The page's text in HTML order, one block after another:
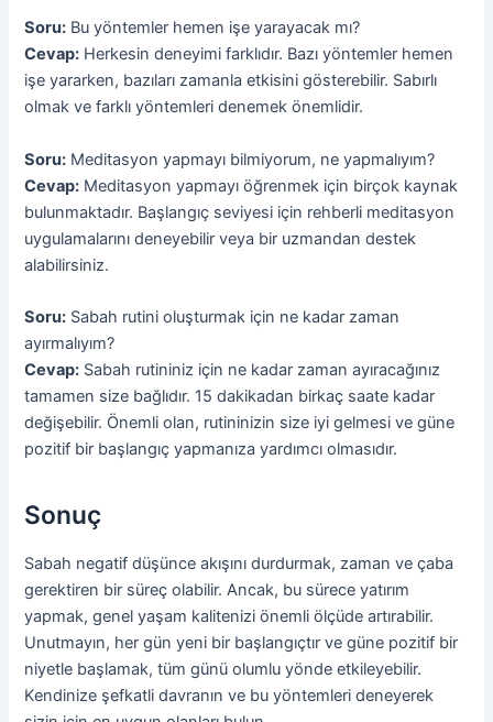
Soru: Bu yöntemler hemen işe yarayacak mı?
Cevap: Herkesin deneyimi farklıdır. Bazı yöntemler hemen
işe yararken, bazıları zamanla etkisini gösterebilir. Sabırlı
olmak ve farklı yöntemleri denemek önemlidir.
Soru: Meditasyon yapmayı bilmiyorum, ne yapmalıyım?
Cevap: Meditasyon yapmayı öğrenmek için birçok kaynak
bulunmaktadır. Başlangıç seviyesi için rehberli meditasyon
uygulamalarını deneyebilir veya bir uzmandan destek
alabilirsiniz.
Soru: Sabah rutini oluşturmak için ne kadar zaman
ayırmalıyım?
Cevap: Sabah rutininiz için ne kadar zaman ayıracağınız
tamamen size bağlıdır. 15 dakikadan birkaç saate kadar
değişebilir. Önemli olan, rutininizin size iyi gelmesi ve güne
pozitif bir başlangıç yapmanıza yardımcı olmasıdır.
Sonuç
Sabah negatif düşünce akışını durdurmak, zaman ve çaba
gerektiren bir süreç olabilir. Ancak, bu sürece yatırım
yapmak, genel yaşam kalitenizi önemli ölçüde artırabilir.
Unutmayın, her gün yeni bir başlangıçtır ve güne pozitif bir
niyetle başlamak, tüm günü olumlu yönde etkileyebilir.
Kendinize şefkatli davranın ve bu yöntemleri deneyerek